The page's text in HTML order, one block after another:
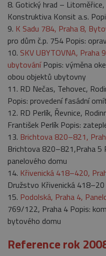
8. Gotický hrad –
Konstruktiva Konsit a.s.
9. K Sadu 784, Praha 8,
pro dům č.p. 754 Popis:
10. SKV UBYTOVNA, Praha
ubytováníPopis: výměna
obou objektů ubytovny
11. RD Nečas, Tehovec,
Popis: provedení fasádní
12. RD Perlík, Řevnice,
František Perlík Popis:
13. Brichtova 820–821,
Brichtova 820–821,Praha 5
panelového domu
14. Křivenická 418–420,
Družstvo Křivenická
15. Podolská, Praha 4,
769/122, Praha 4 Popis:
bytového domu
Reference rok
_ga
Google
.belstav.cz
sid